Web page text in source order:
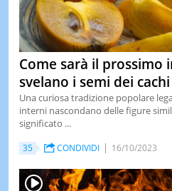
Come sarà il prossimo
svelano i semi dei cachi
Una curiosa tradizione popolare
interni nascondano delle figure
significato ...
35 CONDIVIDI 16/10/2023